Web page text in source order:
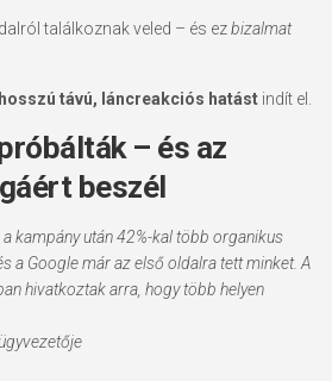
találkoznak veled – és ezbizalmat
hosszú távú, láncreakciós hatást indít el.
– és az
beszél
a kampány után 42%-kal több organikus
a Google már az első oldalra tett minket. A
hivatkoztak arra, hogy több helyen